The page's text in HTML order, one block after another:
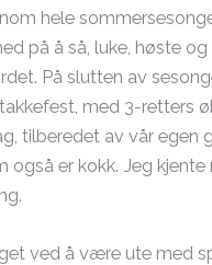
hele
på å så, luke, høste
På slutten av
med 3-retters
tilberedet av vår egen
også er kokk. Jeg kjente
ved å være ute med